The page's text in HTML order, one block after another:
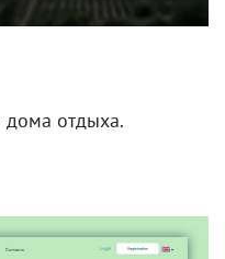
дома отдыха.